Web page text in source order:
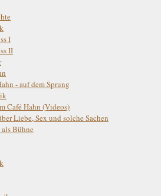
I
II
- auf dem Sprung
Café Hahn (Videos)
Liebe, Sex und solche Sachen
Bühne